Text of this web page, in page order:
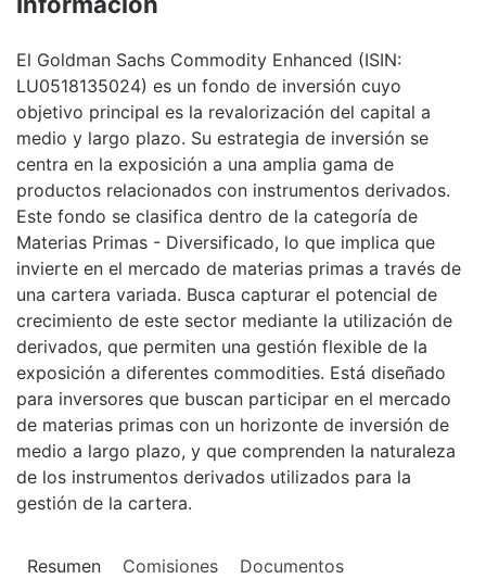
El Goldman Sachs Commodity Enhanced (ISIN:
LU0518135024) es un fondo de inversión cuyo
objetivo principal es la revalorización del capital a
medio y largo plazo. Su estrategia de inversión se
centra en la exposición a una amplia gama de
productos relacionados con instrumentos derivados.
Este fondo se clasifica dentro de la categoría de
Materias Primas - Diversificado, lo que implica que
invierte en el mercado de materias primas a través de
una cartera variada. Busca capturar el potencial de
crecimiento de este sector mediante la utilización de
derivados, que permiten una gestión flexible de la
exposición a diferentes commodities. Está diseñado
para inversores que buscan participar en el mercado
de materias primas con un horizonte de inversión de
medio a largo plazo, y que comprenden la naturaleza
de los instrumentos derivados utilizados para la
gestión de la cartera.
Resumen Comisiones Documentos